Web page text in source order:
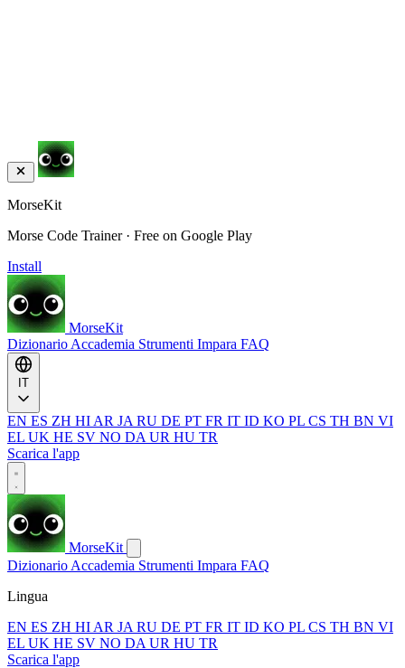
MorseKit
Morse Code Trainer · Free on Google Play
Install
MorseKit
Dizionario Accademia Strumenti Impara FAQ
EN ES ZH HI AR JA RU DE PT FR IT ID KO PL CS TH BN VI
EL UK HE SV NO DA UR HU TR
Scarica l'app
MorseKit
Dizionario Accademia Strumenti Impara FAQ
Lingua
EN ES ZH HI AR JA RU DE PT FR IT ID KO PL CS TH BN VI
EL UK HE SV NO DA UR HU TR
Scarica l'app